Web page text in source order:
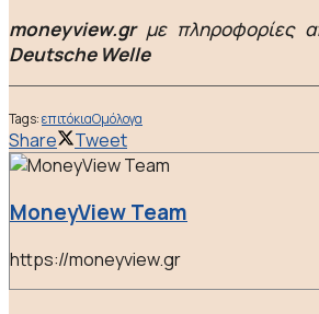
moneyview.grμε πληροφορίες
Deutsche Welle
Tags:επιτόκιαΟμόλογα
Share Tweet
MoneyView Team
https://moneyview.gr